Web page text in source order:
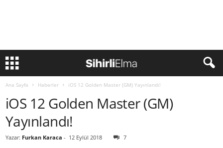
Ana Sayfa Haberler iOS 12 Golden Master (GM) Yayınlandı!
iOS 12 Golden Master (GM)
Yayınlandı!
Yazar: Furkan Karaca - 12 Eylül 2018 7